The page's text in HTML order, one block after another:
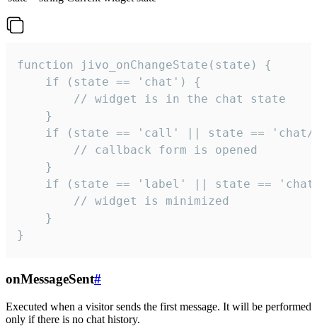
function jivo_onChangeState(state) {
    if (state == 'chat') {
        // widget is in the chat state
    }
if (state == 'call' || state ==
        // callback form is opened
    }
if (state == 'label' || state ==
        // widget is minimized
    }
}
onMessageSent#
Executed when a visitor sends the first message. It will be performed
only if there is no chat history.